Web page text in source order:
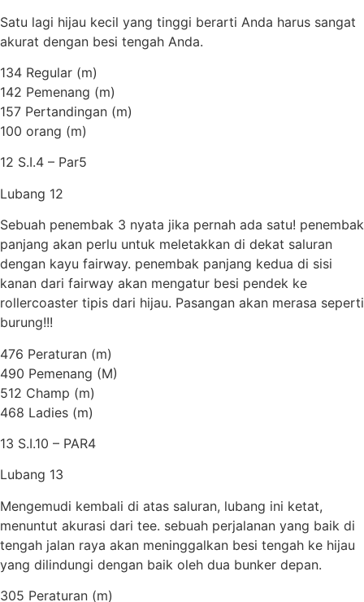
Satu lagi hijau kecil yang tinggi berarti Anda harus sangat
akurat dengan besi tengah Anda.
134 Regular (m)
142 Pemenang (m)
157 Pertandingan (m)
100 orang (m)
12 S.I.4 – Par5
Lubang 12
Sebuah penembak 3 nyata jika pernah ada satu! penembak
panjang akan perlu untuk meletakkan di dekat saluran
dengan kayu fairway. penembak panjang kedua di sisi
kanan dari fairway akan mengatur besi pendek ke
rollercoaster tipis dari hijau. Pasangan akan merasa seperti
burung!!!
476 Peraturan (m)
490 Pemenang (M)
512 Champ (m)
468 Ladies (m)
13 S.I.10 – PAR4
Lubang 13
Mengemudi kembali di atas saluran, lubang ini ketat,
menuntut akurasi dari tee. sebuah perjalanan yang baik di
tengah jalan raya akan meninggalkan besi tengah ke hijau
yang dilindungi dengan baik oleh dua bunker depan.
305 Peraturan (m)